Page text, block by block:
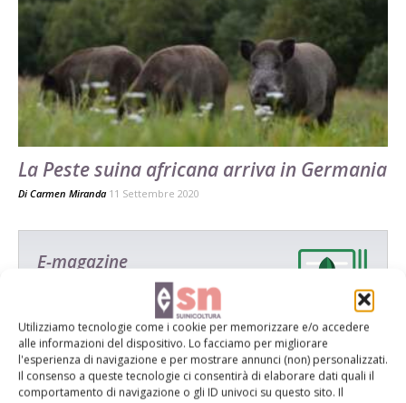
Utilizziamo tecnologie come i cookie per memorizzare e/o accedere
alle informazioni del dispositivo. Lo facciamo per migliorare
l'esperienza di navigazione e per mostrare annunci (non) personalizzati.
Il consenso a queste tecnologie ci consentirà di elaborare dati quali il
comportamento di navigazione o gli ID univoci su questo sito. Il
La Peste suina africana arriva in Germania
Di Carmen Miranda 11 Settembre 2020
E-magazine
Tecniche, prodotti e servizi dalle aziende